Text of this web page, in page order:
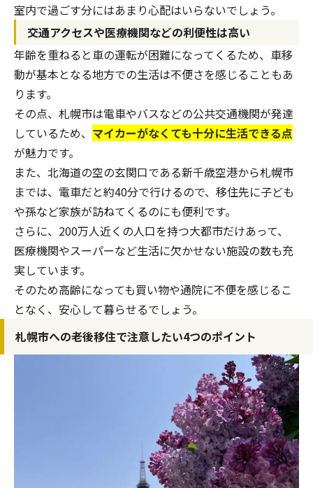
室内で過ごす分にはあまり心配はいらないでしょう。
交通アクセスや医療機関などの利便性は高い
年齢を重ねると車の運転が困難になってくるため、車移
動が基本となる地方での生活は不便さを感じることもあ
ります。
その点、札幌市は電車やバスなどの公共交通機関が発達
しているため、 マイカーがなくても十分に生活できる点
が魅力です。
また、北海道の空の玄関口である新千歳空港から札幌市
までは、電車だと約40分で行けるので、移住先に子ども
や孫など家族が訪ねてくるのにも便利です。
さらに、200万人近くの人口を持つ大都市だけあって、
医療機関やスーパーなど生活に欠かせない施設の数も充
実しています。
そのため高齢になっても買い物や通院に不便を感じるこ
となく、安心して暮らせるでしょう。
札幌市への老後移住で注意したい4つのポイント